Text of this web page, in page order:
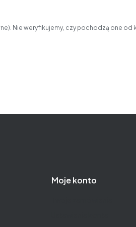
Nie weryfikujemy, czy pochodzą one od
Moje konto